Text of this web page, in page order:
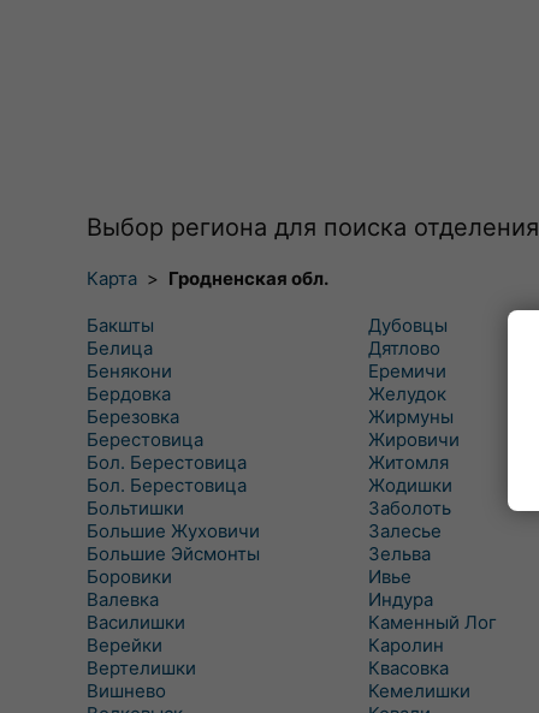
Выбор региона для поиска отделения
Карта > Гродненская обл.
Бакшты
Белица
Бенякони
Бердовка
Березовка
Берестовица
Бол. Берестовица
Бол. Берестовица
Больтишки
Большие Жуховичи
Большие Эйсмонты
Боровики
Валевка
Василишки
Верейки
Вертелишки
Вишнево
Дубовцы
Дятлово
Еремичи
Желудок
Жирмуны
Жировичи
Житомля
Жодишки
Заболоть
Залесье
Зельва
Ивье
Индура
Каменный Лог
Каролин
Квасовка
Кемелишки